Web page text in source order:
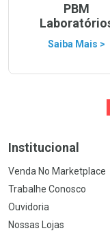
PBM
Saiba Mais >
Institucional
Venda No Marketplace
Trabalhe Conosco
Ouvidoria
Nossas Lojas